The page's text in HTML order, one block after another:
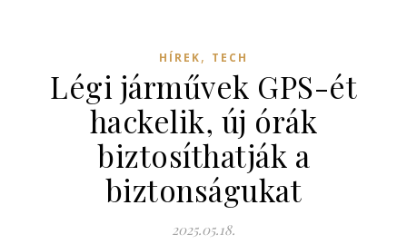
HÍREK, TECH
Légi járművek GPS-ét
hackelik, új órák
biztosíthatják a
biztonságukat
2025.05.18.